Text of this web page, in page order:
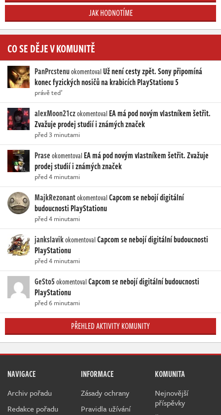
JAK HODNOTÍME
CO SE DĚJE V KOMUNITĚ
PanPrcstenuokomentovalUž není cesty zpět. Sony připomíná
konec fyzických nosičů na krabicích PlayStationu 5
právě teď
alexMoon21czokomentoval EA má pod novým vlastníkem šetřit.
Zvažuje prodej studií i známých značek
před 3 minutami
Praseokomentoval EA má pod novým vlastníkem šetřit. Zvažuje
prodej studií i známých značek
před 4 minutami
MajkRezonantokomentovalCapcom se nebojí digitální
budoucnosti PlayStationu
před 4 minutami
jankslavikokomentovalCapcom se nebojí digitální budoucnosti
PlayStationu
před 4 minutami
GeSto5okomentovalCapcom se nebojí digitální budoucnosti
PlayStationu
před 6 minutami
PŘEHLED AKTIVITY KOMUNITY
NAVIGACE
Archiv pořadu
Redakce pořadu
INFORMACE
Zásady ochrany
Pravidla užívání
KOMUNITA
Nejnovější
příspěvky